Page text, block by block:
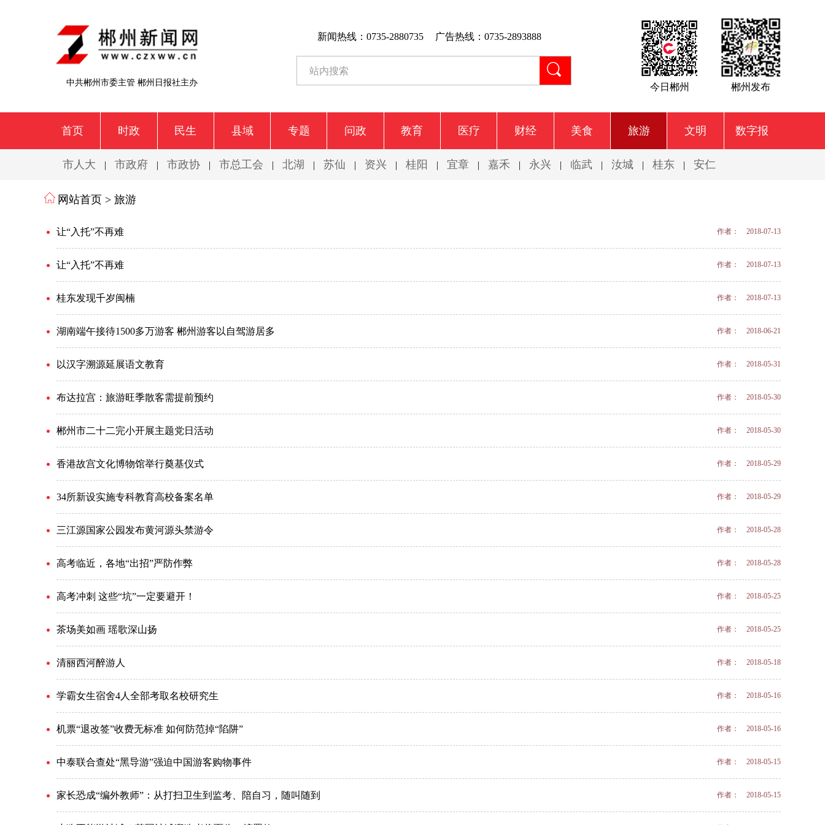
中共郴州市委主管 郴州日报社主办
新闻热线：0735-2880735 广告热线：0735-2893888
今日郴州 郴州发布
首页 时政 民生 县域 专题 问政 教育 医疗 财经 美食 旅游 文明 数字报
市人大 | 市政府 | 市政协 | 市总工会 | 北湖 | 苏仙 | 资兴 | 桂阳 | 宜章 | 嘉禾 | 永兴 | 临武 | 汝城 | 桂东 | 安仁
网站首页 > 旅游
让“入托”不再难 作者： 2018-07-13
让“入托”不再难 作者： 2018-07-13
桂东发现千岁闽楠 作者： 2018-07-13
湖南端午接待1500多万游客 郴州游客以自驾游居多 作者： 2018-06-21
以汉字溯源延展语文教育 作者： 2018-05-31
布达拉宫：旅游旺季散客需提前预约 作者： 2018-05-30
郴州市二十二完小开展主题党日活动 作者： 2018-05-30
香港故宫文化博物馆举行奠基仪式 作者： 2018-05-29
34所新设实施专科教育高校备案名单 作者： 2018-05-29
三江源国家公园发布黄河源头禁游令 作者： 2018-05-28
高考临近，各地“出招”严防作弊 作者： 2018-05-28
高考冲刺 这些“坑”一定要避开！ 作者： 2018-05-25
茶场美如画 瑶歌深山扬 作者： 2018-05-25
清丽西河醉游人 作者： 2018-05-18
学霸女生宿舍4人全部考取名校研究生 作者： 2018-05-16
机票“退改签”收费无标准 如何防范掉“陷阱” 作者： 2018-05-16
中泰联合查处“黑导游”强迫中国游客购物事件 作者： 2018-05-15
家长恐成“编外教师”：从打扫卫生到监考、陪自习，随叫随到 作者： 2018-05-15